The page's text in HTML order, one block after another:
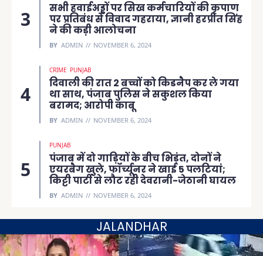
सभी हवाईअड्डों पर सिख कर्मचारियों की कृपाण
पर प्रतिबंध से विवाद गहराया, ज्ञानी हरप्रीत सिंह
ने की कड़ी आलोचना
BY ADMIN NOVEMBER 6, 2024
CRIME PUNJAB
दिवाली की रात 2 बच्चों को किडनैप कर ले गया
था साथ, पंजाब पुलिस ने सकुशल किया
बरामद; आरोपी काबू
BY ADMIN NOVEMBER 6, 2024
PUNJAB
पंजाब में दो गाड़ियों के बीच भिड़ंत, दोनों ने
एयरबैग खुले, फॉर्च्यूनर ने खाई 5 पलटियां;
किट्टी पार्टी से लौट रही देवरानी-जेठानी घायल
BY ADMIN NOVEMBER 6, 2024
JALANDHAR